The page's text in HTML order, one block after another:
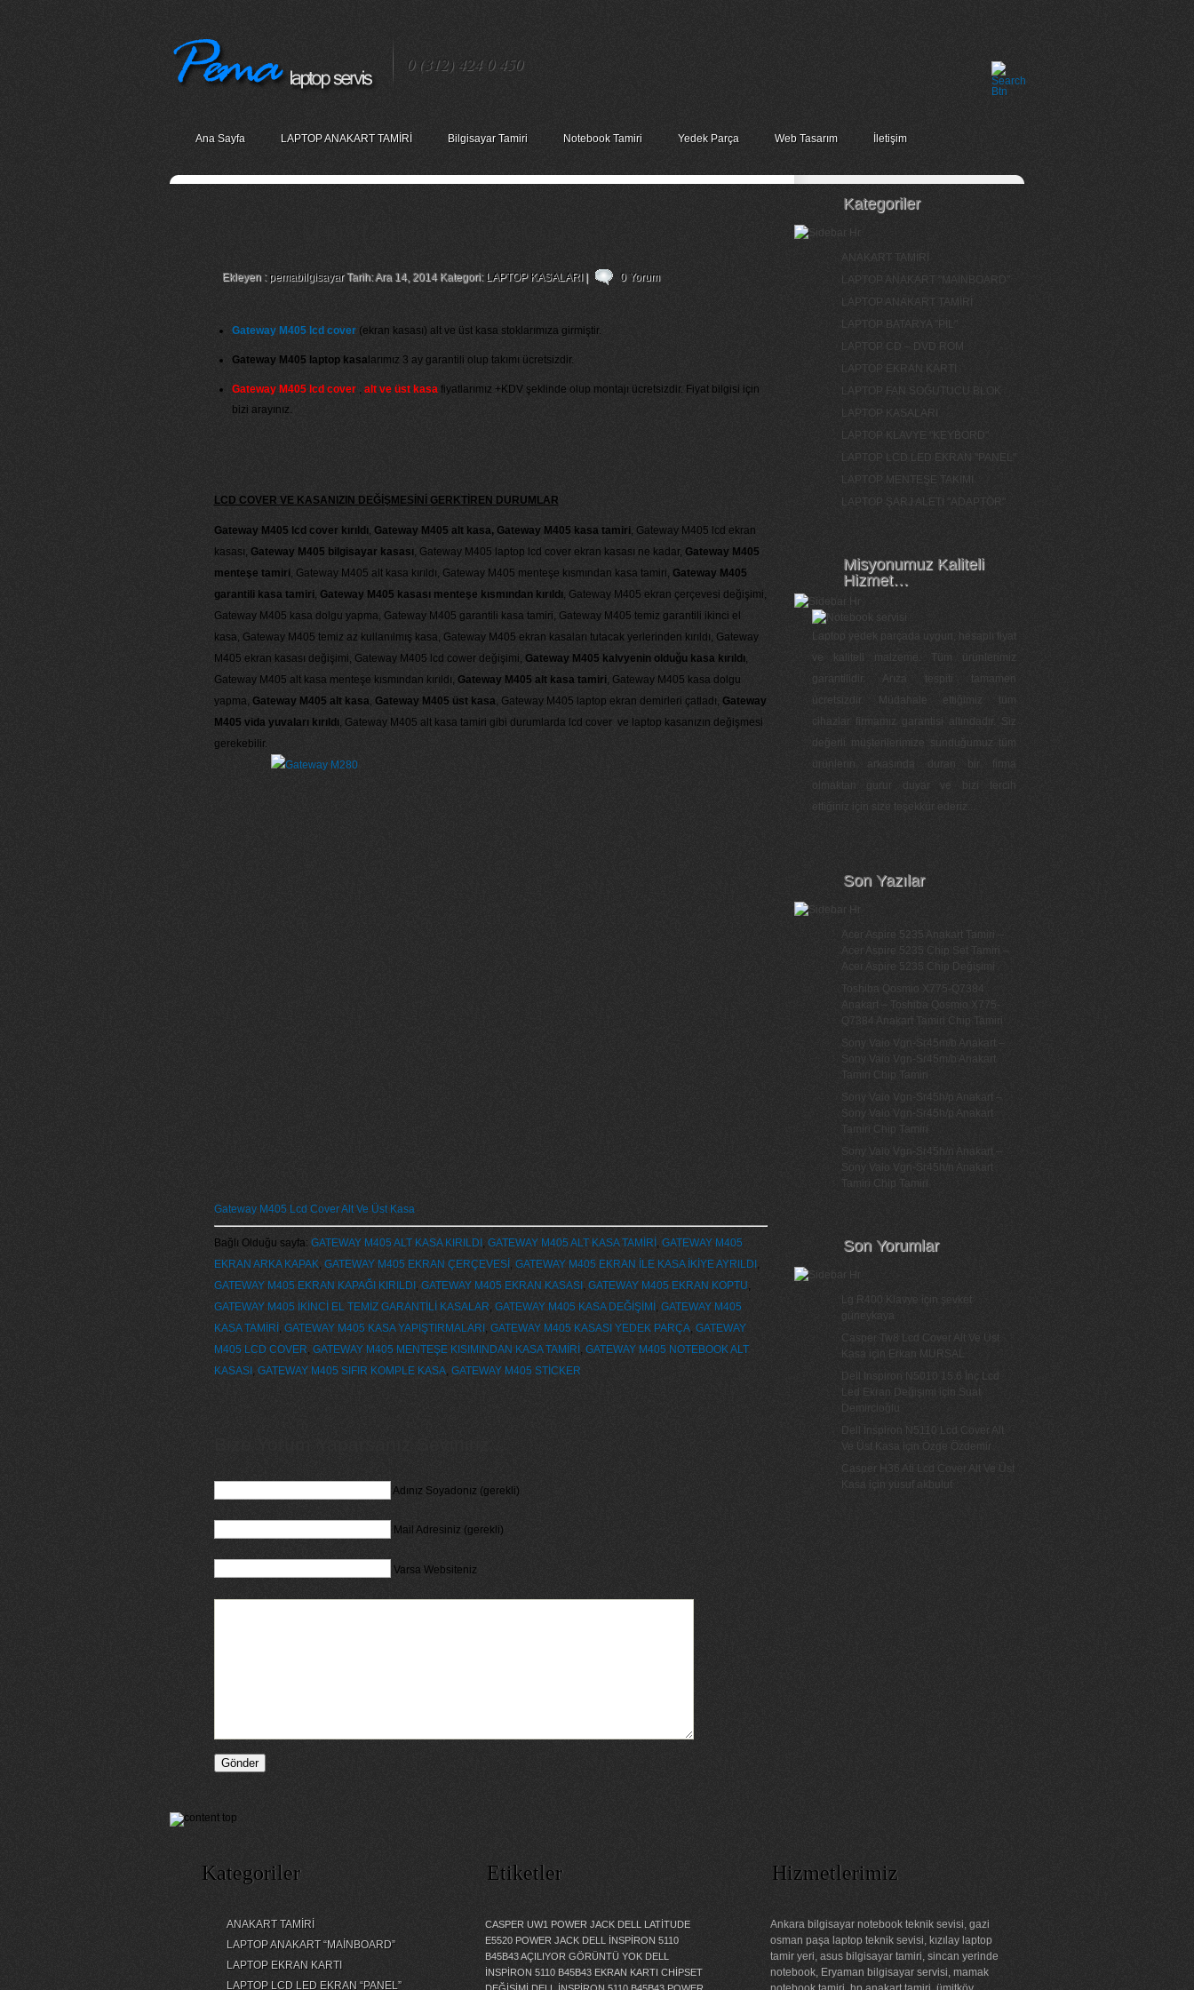
0 (312) 424 0 450
Ana Sayfa LAPTOP ANAKART TAMİRİ Bilgisayar Tamiri Notebook Tamiri Yedek Parça Web Tasarım İletişim
Ekleyen : pemabilgisayarTarih: Ara 14, 2014 Kategori: LAPTOP KASALARI| 0 Yorum
Gateway M405 lcd cover(ekran kasası) alt ve üst kasa stoklarımıza girmiştir.
Gateway M405 laptop kasalarımız 3 ay garantili olup takımı ücretsizdir.
Gateway M405 lcd cover, alt ve üst kasafiyatlarımız +KDV şeklinde olup montajı ücretsizdir. Fiyat bilgisi için
bizi arayınız.
LCD COVER VE KASANIZIN DEĞİŞMESİNİ GERKTİREN DURUMLAR
Gateway M405 lcd cover kırıldı, Gateway M405 alt kasa, Gateway M405 kasa tamiri, Gateway M405 lcd ekran
kasası, Gateway M405 bilgisayar kasası, Gateway M405 laptop lcd cover ekran kasası ne kadar, Gateway M405
menteşe tamiri, Gateway M405 alt kasa kırıldı, Gateway M405 menteşe kısmından kasa tamiri, Gateway M405
garantili kasa tamiri, Gateway M405 kasası menteşe kısmından kırıldı, Gateway M405 ekran çerçevesi değişimi,
Gateway M405 kasa dolgu yapma, Gateway M405 garantili kasa tamiri, Gateway M405 temiz garantili ikinci el
kasa, Gateway M405 temiz az kullanılmış kasa, Gateway M405 ekran kasaları tutacak yerlerinden kırıldı, Gateway
M405 ekran kasası değişimi, Gateway M405 lcd cower değişimi, Gateway M405 kalvyenin olduğu kasa kırıldı,
Gateway M405 alt kasa menteşe kısmından kırıldı, Gateway M405 alt kasa tamiri, Gateway M405 kasa dolgu
yapma, Gateway M405 alt kasa, Gateway M405 üst kasa, Gateway M405 laptop ekran demirleri çatladı, Gateway
M405 vida yuvaları kırıldı, Gateway M405 alt kasa tamiri gibi durumlarda lcd cover ve laptop kasanızın değişmesi
gerekebilir.
Gateway M405 Lcd Cover Alt Ve Üst Kasa
Bağlı Olduğu sayfa: GATEWAY M405 ALT KASA KIRILDI , GATEWAY M405 ALT KASA TAMİRİ , GATEWAY M405
EKRAN ARKA KAPAK, GATEWAY M405 EKRAN ÇERÇEVESİ , GATEWAY M405 EKRAN İLE KASA İKİYE AYRILDI ,
GATEWAY M405 EKRAN KAPAĞI KIRILDI , GATEWAY M405 EKRAN KASASI , GATEWAY M405 EKRAN KOPTU,
GATEWAY M405 İKİNCİ EL TEMİZ GARANTİLİ KASALAR, GATEWAY M405 KASA DEĞİŞİMİ , GATEWAY M405
KASA TAMİRİ , GATEWAY M405 KASA YAPIŞTIRMALARI , GATEWAY M405 KASASI YEDEK PARÇA, GATEWAY
M405 LCD COVER, GATEWAY M405 MENTEŞE KISIMINDAN KASA TAMİRİ , GATEWAY M405 NOTEBOOK ALT
KASASI , GATEWAY M405 SIFIR KOMPLE KASA, GATEWAY M405 STİCKER
Adınız Soyadonız (gerekli)
Mail Adresiniz (gerekli)
Varsa Websiteniz
Kategoriler
ANAKART TAMİRİ
LAPTOP ANAKART "MAİNBOARD"
LAPTOP ANAKART TAMİRİ
LAPTOP BATARYA "PİL"
LAPTOP CD – DVD ROM
LAPTOP EKRAN KARTI
LAPTOP FAN SOĞUTUCU BLOK
LAPTOP KASALARI
LAPTOP KLAVYE "KEYBORD"
LAPTOP LCD LED EKRAN "PANEL"
LAPTOP MENTEŞE TAKIMI
LAPTOP ŞARJ ALETİ "ADAPTÖR"
Misyonumuz Kaliteli
Hizmet…
Laptop yedek parçada uygun, hesaplı fiyat
ve kaliteli malzeme. Tüm ürünlerimiz
garantilidir. Arıza tespiti tamamen
ücretsizdir. Müdahale ettiğimiz tüm
cihazlar firmamız garantisi altındadır. Siz
değerli müşterilerimize sunduğumuz tüm
ürünlerin arkasında duran bir firma
olmaktan gurur duyar ve bizi tercih
ettiğiniz için size teşekkür ederiz...
Son Yazılar
Acer Aspire 5235 Anakart Tamiri –
Acer Aspire 5235 Chip Set Tamiri –
Acer Aspire 5235 Chip Değişimi
Toshiba Qosmio X775-Q7384
Anakart – Toshiba Qosmio X775-
Q7384 Anakart Tamiri Chip Tamiri
Sony Vaio Vgn-Sr45m/b Anakart –
Sony Vaio Vgn-Sr45m/b Anakart
Tamiri Chip Tamiri
Sony Vaio Vgn-Sr45h/p Anakart –
Sony Vaio Vgn-Sr45h/p Anakart
Tamiri Chip Tamiri
Sony Vaio Vgn-Sr45h/n Anakart –
Sony Vaio Vgn-Sr45h/n Anakart
Tamiri Chip Tamiri
Son Yorumlar
Lg R400 Klavye için
şevket
güneykaya
Casper Tw8 Lcd Cover Alt Ve Üst
Kasa
için
Erkan MURSAL
Dell Inspiron N5010 15.6 İnç Lcd
Led Ekran Değişimi
Suat
Demircioğlu
Dell İnspiron N5110 Lcd Cover Alt
Ve Üst Kasa
için Özge Özdemir
Casper H36 Ati Lcd Cover Alt Ve Üst
Kasa
için yusuf akbulut
Kategoriler
ANAKART TAMİRİ
LAPTOP ANAKART “MAİNBOARD”
LAPTOP EKRAN KARTI
LAPTOP LCD LED EKRAN “PANEL”
Etiketler
CASPER UW1 POWER JACK DELL LATİTUDE
E5520 POWER JACK DELL İNSPİRON 5110
B45B43 AÇILIYOR GÖRÜNTÜ YOK DELL
İNSPİRON 5110 B45B43 EKRAN KARTI CHİPSET
Hizmetlerimiz
Ankara bilgisayar notebook teknik sevisi, gazi
osman paşa laptop teknik sevisi, kızılay laptop
tamir yeri, asus bilgisayar tamiri, sincan yerinde
notebook, Eryaman bilgisayar servisi, mamak